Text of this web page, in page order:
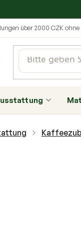
über 2000 CZK